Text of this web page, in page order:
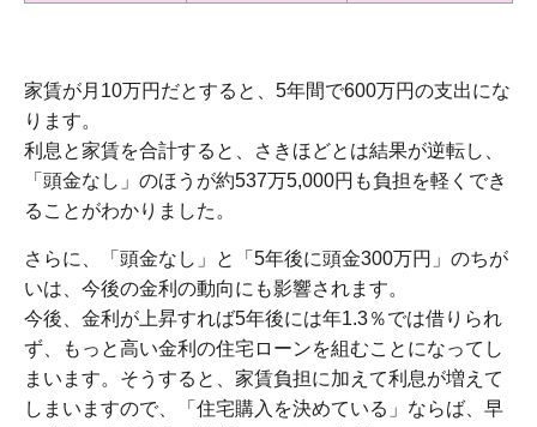
家賃が月10万円だとすると、5年間で600万円の支出にな
ります。
利息と家賃を合計すると、さきほどとは結果が逆転し、
「頭金なし」のほうが約537万5,000円も負担を軽くでき
ることがわかりました。
さらに、「頭金なし」と「5年後に頭金300万円」のちが
いは、今後の金利の動向にも影響されます。
今後、金利が上昇すれば5年後には年1.3％では借りられ
ず、もっと高い金利の住宅ローンを組むことになってし
まいます。そうすると、家賃負担に加えて利息が増えて
しまいますので、「住宅購入を決めている」ならば、早